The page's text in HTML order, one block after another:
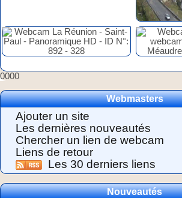
0000
Webmasters
Ajouter un site
Les dernières nouveautés
Chercher un lien de webcam
Liens de retour
Les 30 derniers liens
Nouveautés